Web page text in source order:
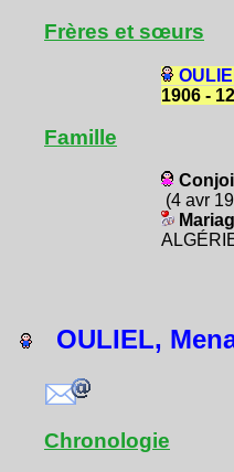
Frères et sœurs
1906 -
Famille
(4 avr
OULIEL,
Chronologie